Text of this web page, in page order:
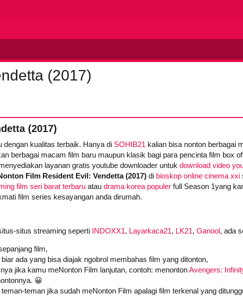
(2017)
(2017)
dengan kualitas terbaik. Hanya di SOHIB21 kalian bisa nonton berbagai
berbagai macam film baru maupun klasik bagi para pencinta film box
layanan gratis youtube downloader untuk download video
Film Resident Evil: Vendetta (2017) di bioskop online cinema xxi
film seri barat terbaru atau drama korea populer full Season 1yang
film series kesayangan anda dirumah.
situs streaming seperti INDOXX1, Layarkaca21, LK21, Ganool, ada
film,
ada yang bisa diajak ngobrol membahas film yang ditonton,
jika kamu meNonton Film lanjutan, contoh: menontonAvengers:
😀
teman-teman jika sudah meNonton Film apalagi film terkenal yang